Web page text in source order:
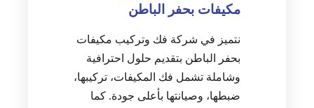
مكيفات بحفر الباطن
نتميز في شركة فك وتركيب مكيفات
بحفر الباطن بتقديم حلول احترافية
وشاملة تشمل فك المكيفات، تركيبها،
ضبطها، وصيانتها بأعلى جودة. كما